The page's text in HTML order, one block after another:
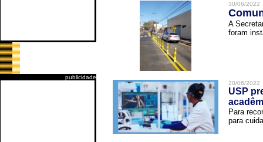
publicidade
30/06/2022
A
foram
20/06/2022
USP
Para
para